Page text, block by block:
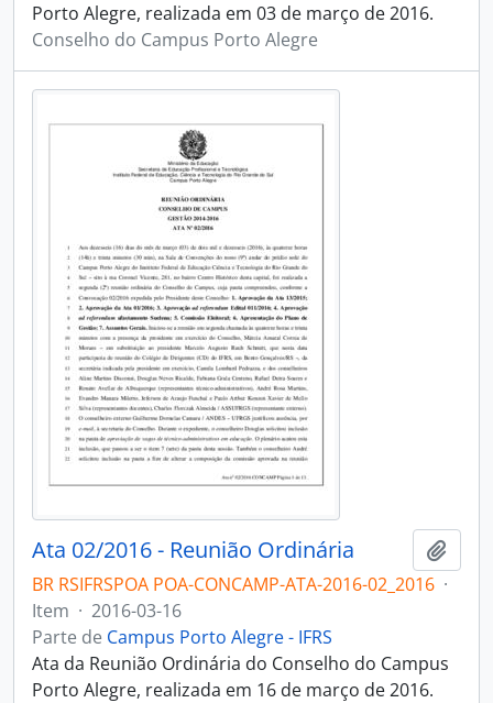
Porto Alegre, realizada em 03 de março de 2016.
Conselho do Campus Porto Alegre
Ata 02/2016 - Reunião Ordinária
BR RSIFRSPOA POA-CONCAMP-ATA-2016-02_2016 ·
Item · 2016-03-16
Parte de Campus Porto Alegre - IFRS
Ata da Reunião Ordinária do Conselho do Campus
Porto Alegre, realizada em 16 de março de 2016.